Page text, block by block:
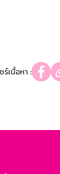
ร์เนื้อหา :